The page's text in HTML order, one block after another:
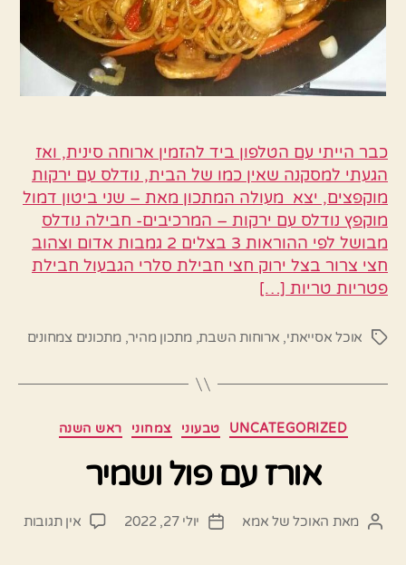
כבר הייתי עם הטלפון ביד להזמין ארוחה סינית, ואז
הגעתי למסקנה שאין כמו של הבית, נודלס עם ירקות
מוקפצים, יצא מעולה המתכון מאת – שני ביטון דמול
מוקפץ נודלס עם ירקות – המרכיבים- חבילה נודלס
מבושל לפי ההוראות 3 בצלים 2 גמבות אדום וצהוב
חצי צרור בצל ירוק חצי חבילת סלרי הגבעול חבילת
פטריות טריות […]
תגיותאוכל אסייאתי, ארוחות השבת,מתכון מהיר,מתכונים צמחונים
קטגוריות UNCATEGORIZED טבעוני צמחוני ראש השנה
אורז עם פול ושמיר
המחבר
מאת האוכל של אמא
תאריך
יולי 27, 2022 אין תגובות